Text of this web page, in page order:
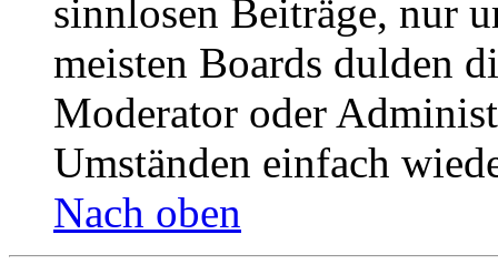
sinnlosen Beiträge, nur
meisten Boards dulden
Moderator oder
Umständen einfach
Nach oben